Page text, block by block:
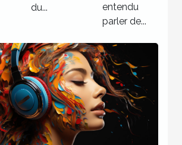
du...
entendu
parler de...